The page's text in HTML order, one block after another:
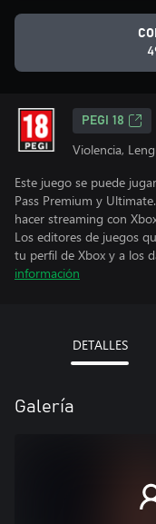
PEGI 18
Violencia,
Este juego se puede
Pass Premium y
hacer streaming con
Los editores de juegos
tu perfil de Xbox y a los
información
DETALLES
Galería